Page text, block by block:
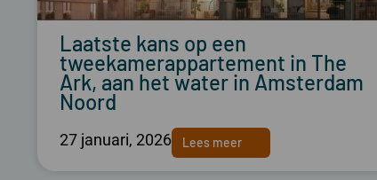
Laatste kans op een
tweekamerappartement in The
Ark, aan het water in Amsterdam
Noord
27 januari, 2026 Lees meer